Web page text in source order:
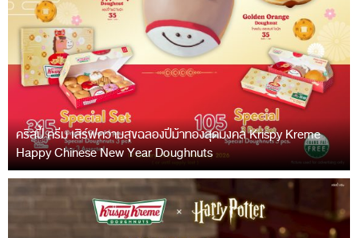
คริสปี้ ครีม เสิร์ฟความสุขฉลองปีม้าทองสุดมงคล Krispy Kreme
Happy Chinese New Year Doughnuts